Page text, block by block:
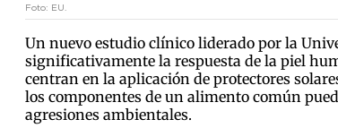
Foto: EU.
Un nuevo estudio clínico liderado por la
significativamente la respuesta de la piel
centran en la aplicación de protectores
los componentes de un alimento común
agresiones ambientales.